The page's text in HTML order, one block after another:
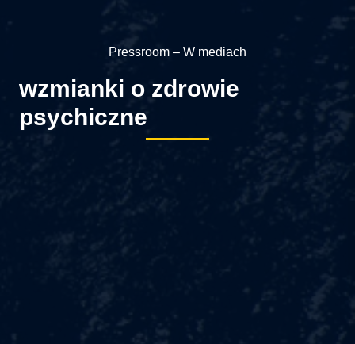
Pressroom – W mediach
wzmianki o zdrowie
psychiczne